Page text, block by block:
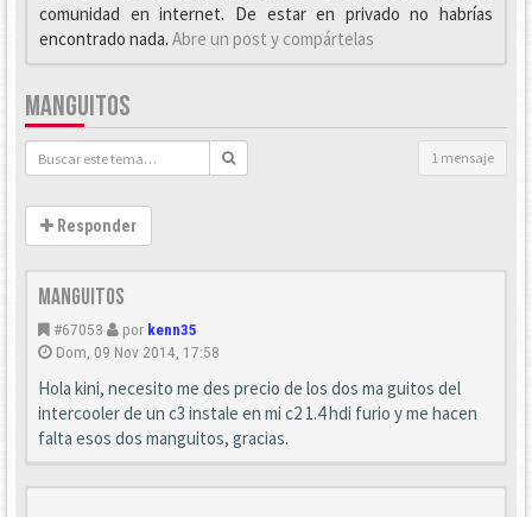
comunidad en internet. De estar en privado no habrías
encontrado nada. Abre un post y compártelas
MANGUITOS
1 mensaje
Responder
manguitos
#67053 por kenn35
Dom, 09 Nov 2014, 17:58
Hola kini, necesito me des precio de los dos ma guitos del
intercooler de un c3 instale en mi c2 1.4 hdi furio y me hacen
falta esos dos manguitos, gracias.